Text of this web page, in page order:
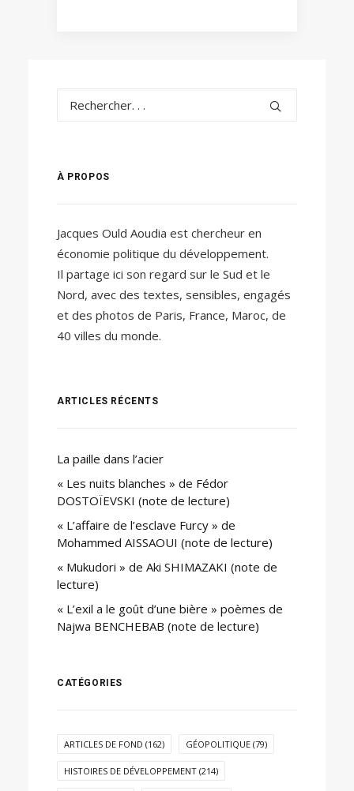
À PROPOS
Jacques Ould Aoudia est chercheur en
économie politique du développement.
Il partage ici son regard sur le Sud et le
Nord, avec des textes, sensibles, engagés
et des photos de Paris, France, Maroc, de
40 villes du monde.
ARTICLES RÉCENTS
La paille dans l’acier
« Les nuits blanches » de Fédor
DOSTOÏEVSKI (note de lecture)
« L’affaire de l’esclave Furcy » de
Mohammed AISSAOUI (note de lecture)
« Mukudori » de Aki SHIMAZAKI (note de
lecture)
« L’exil a le goût d’une bière » poèmes de
Najwa BENCHEBAB (note de lecture)
CATÉGORIES
ARTICLES DE FOND (162) GÉOPOLITIQUE (79)
HISTOIRES DE DÉVELOPPEMENT (214)